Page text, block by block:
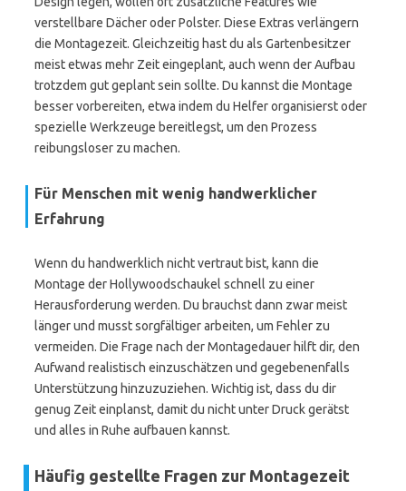
verstellbare Dächer oder Polster. Diese Extras verlängern
die Montagezeit. Gleichzeitig hast du als Gartenbesitzer
meist etwas mehr Zeit eingeplant, auch wenn der Aufbau
trotzdem gut geplant sein sollte. Du kannst die Montage
besser vorbereiten, etwa indem du Helfer organisierst oder
spezielle Werkzeuge bereitlegst, um den Prozess
reibungsloser zu machen.
Für Menschen mit wenig handwerklicher
Erfahrung
Wenn du handwerklich nicht vertraut bist, kann die
Montage der Hollywoodschaukel schnell zu einer
Herausforderung werden. Du brauchst dann zwar meist
länger und musst sorgfältiger arbeiten, um Fehler zu
vermeiden. Die Frage nach der Montagedauer hilft dir, den
Aufwand realistisch einzuschätzen und gegebenenfalls
Unterstützung hinzuzuziehen. Wichtig ist, dass du dir
genug Zeit einplanst, damit du nicht unter Druck gerätst
und alles in Ruhe aufbauen kannst.
Häufig gestellte Fragen zur Montagezeit